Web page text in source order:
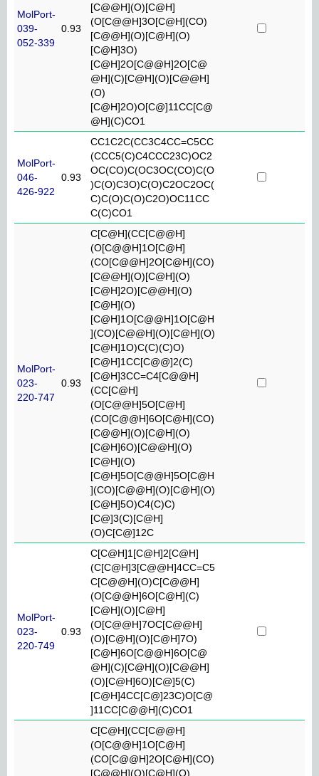
MolPort-
039-
052-339
0.93
[C@@H](O)[C@H]
(O[C@@H]3O[C@H](CO)
[C@@H](O)[C@H](O)
[C@H]3O)
[C@H]2O[C@@H]2O[C@
@H](C)[C@H](O)[C@@H]
(O)
[C@H]2O)O[C@]11CC[C@
@H](C)CO1
MolPort-
046-
426-922
0.93
CC1C2C(CC3C4CC=C5CC
(CCC5(C)C4CCC23C)OC2
OC(CO)C(OC3OC(CO)C(O
)C(O)C3O)C(O)C2OC2OC(
C)C(O)C(O)C2O)OC11CC
C(C)CO1
MolPort-
023-
220-747
0.93
C[C@H](CC[C@@H]
(O[C@@H]1O[C@H]
(CO[C@@H]2O[C@H](CO)
[C@@H](O)[C@H](O)
[C@H]2O)[C@@H](O)
[C@H](O)
[C@H]1O[C@@H]1O[C@H
](CO)[C@@H](O)[C@H](O)
[C@H]1O)C(C)(C)O)
[C@H]1CC[C@@]2(C)
[C@H]3CC=C4[C@@H]
(CC[C@H]
(O[C@@H]5O[C@H]
(CO[C@@H]6O[C@H](CO)
[C@@H](O)[C@H](O)
[C@H]6O)[C@@H](O)
[C@H](O)
[C@H]5O[C@@H]5O[C@H
](CO)[C@@H](O)[C@H](O)
[C@H]5O)C4(C)C)
[C@]3(C)[C@H]
(O)C[C@]12C
MolPort-
023-
220-749
0.93
C[C@H]1[C@H]2[C@H]
(C[C@H]3[C@@H]4CC=C5
C[C@@H](O)C[C@@H]
(O[C@@H]6O[C@H](C)
[C@H](O)[C@H]
(O[C@@H]7OC[C@@H]
(O)[C@H](O)[C@H]7O)
[C@H]6O[C@@H]6O[C@
@H](C)[C@H](O)[C@@H]
(O)[C@H]6O)[C@]5(C)
[C@H]4CC[C@]23C)O[C@
]11CC[C@@H](C)CO1
C[C@H](CC[C@@H]
(O[C@@H]1O[C@H]
(CO[C@@H]2O[C@H](CO)
[C@@H](O)[C@H](O)